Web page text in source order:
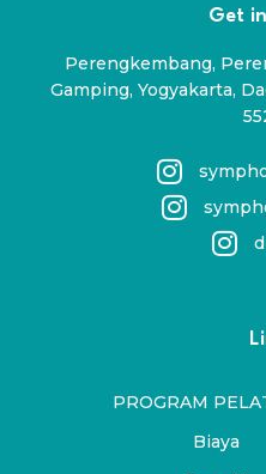
Get
Perengkembang,
Gamping, Yogyakarta,
PROGRAM
Biaya